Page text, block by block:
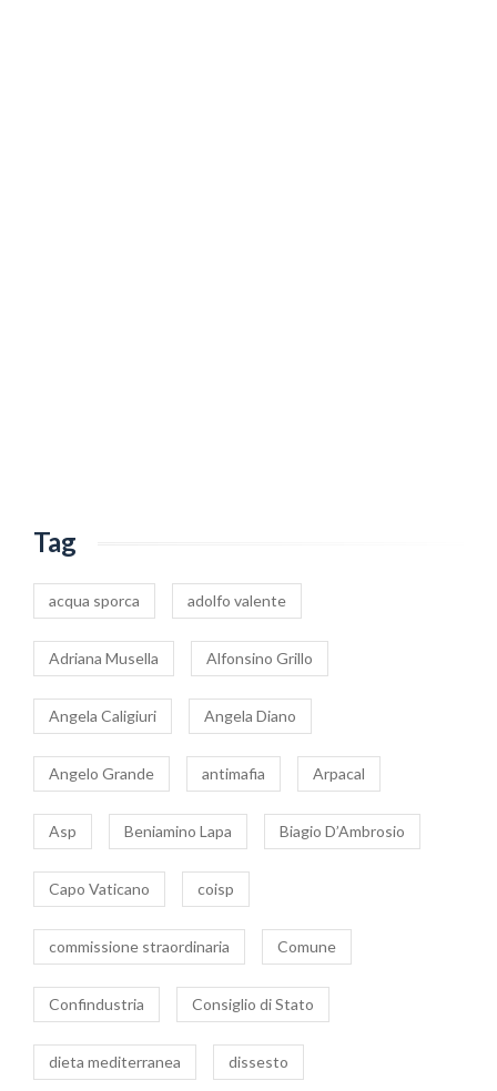
Tag
acqua sporca adolfo valente
Adriana Musella Alfonsino Grillo
Angela Caligiuri Angela Diano
Angelo Grande antimafia Arpacal
Asp Beniamino Lapa Biagio D’Ambrosio
Capo Vaticano coisp
commissione straordinaria Comune
Confindustria Consiglio di Stato
dieta mediterranea dissesto